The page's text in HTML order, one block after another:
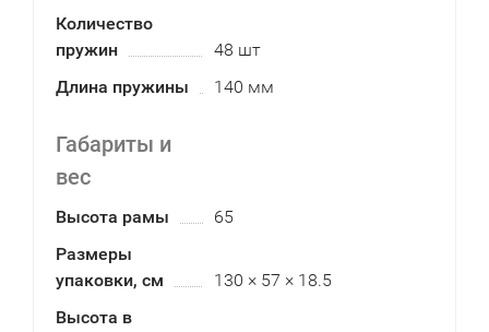
Количество
пружин
48 шт
Длина пружины
140 мм
Габариты и
вес
Высота рамы
65
Размеры
упаковки, см
130 × 57 × 18.5
Высота в